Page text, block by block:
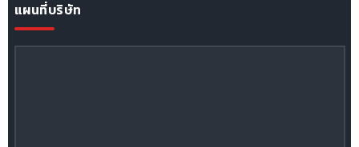
แผนที่บริษัท